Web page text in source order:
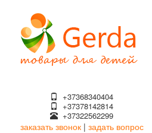
основному
содержанию
+37368340404
+37378142814
+37322562299
заказать звонок | задать вопрос